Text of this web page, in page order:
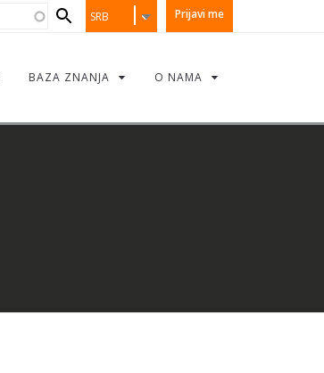
Prijavi me
SRB
BAZA ZNANJA O NAMA